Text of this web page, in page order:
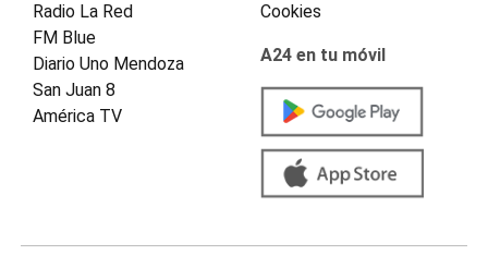
Radio La Red
FM Blue
Diario Uno Mendoza
San Juan 8
América TV
Cookies
A24 en tu móvil